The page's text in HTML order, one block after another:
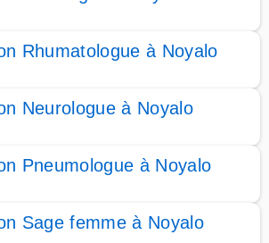
Rhumatologue à Noyalo
Neurologue à Noyalo
Pneumologue à Noyalo
Sage femme à Noyalo